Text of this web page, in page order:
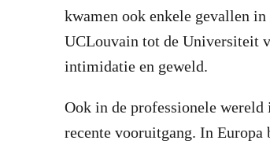
kwamen ook enkele gevallen
UCLouvain tot de Universiteit
intimidatie en geweld.
Ook in de professionele wereld
recente vooruitgang. In Europa